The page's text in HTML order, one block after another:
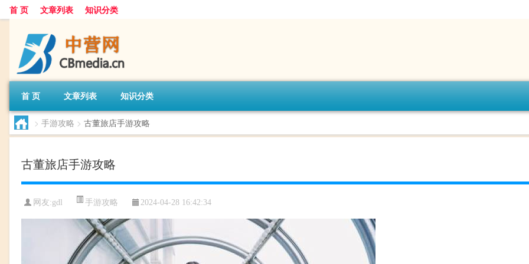
首 页 文章列表 知识分类
首 页 文章列表 知识分类
> 手游攻略 > 古董旅店手游攻略
古董旅店手游攻略
网友:gdl 手游攻略 2024-04-28 16:42:34